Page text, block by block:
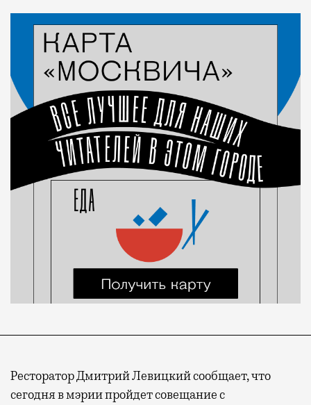
Ресторатор Дмитрий Левицкий сообщает, что
сегодня в мэрии пройдет совещание с